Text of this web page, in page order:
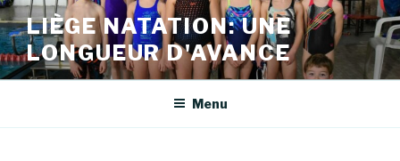
Aller
au
contenu
principal
LIÈGE NATATION: UNE
LONGUEUR D'AVANCE
Menu